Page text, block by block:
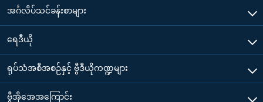
အင်္ဂလိပ်သင်ခန်းစာများ
ရေဒီယို
ရုပ်သံအစီအစဉ်နှင့် ဗွီဒီယိုကဏ္ဍများ
ဗွီအိုအေအကြောင်း